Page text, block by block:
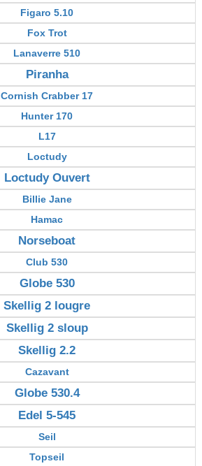
Figaro 5.10
Fox Trot
Lanaverre 510
Piranha
Cornish Crabber 17
Hunter 170
L17
Loctudy
Loctudy Ouvert
Billie Jane
Hamac
Norseboat
Club 530
Globe 530
Skellig 2 lougre
Skellig 2 sloup
Skellig 2.2
Cazavant
Globe 530.4
Edel 5-545
Seil
Topseil